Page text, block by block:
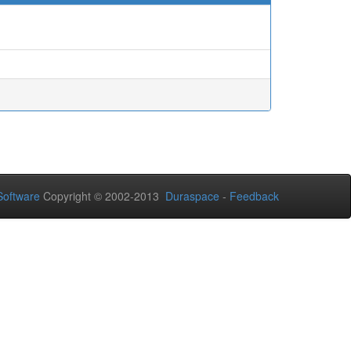
Copyright © 2002-2013 Duraspace - Feedback